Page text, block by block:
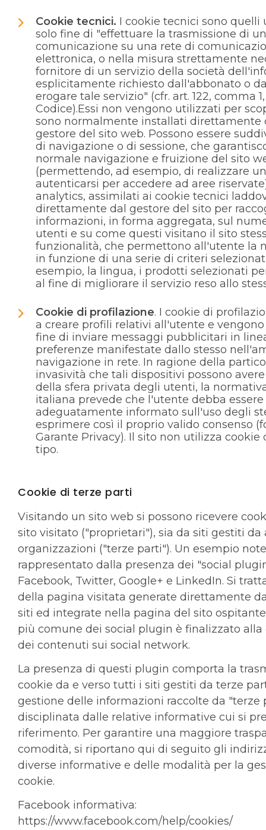
Cookie tecnici. I cookie tecnici sono quelli
solo fine di "effettuare la trasmissione di
comunicazione su una rete di
elettronica, o nella misura strettamente
fornitore di un servizio della società
esplicitamente richiesto dall'abbonato o
erogare tale servizio" (cfr. art. 122, comma
Codice).Essi non vengono utilizzati per
sono normalmente installati direttamente
gestore del sito web. Possono essere
di navigazione o di sessione, che
normale navigazione e fruizione del sito
(permettendo, ad esempio, di realizzare
autenticarsi per accedere ad aree
analytics, assimilati ai cookie tecnici
direttamente dal gestore del sito per
informazioni, in forma aggregata, sul
utenti e su come questi visitano il sito
funzionalità, che permettono all'utente la
in funzione di una serie di criteri
esempio, la lingua, i prodotti selezionati
al fine di migliorare il servizio reso allo
Cookie di profilazione. I cookie di
a creare profili relativi all'utente e
fine di inviare messaggi pubblicitari in
preferenze manifestate dallo stesso
navigazione in rete. In ragione della
invasività che tali dispositivi possono
della sfera privata degli utenti, la
italiana prevede che l'utente debba essere
adeguatamente informato sull'uso degli
esprimere così il proprio valido consenso
Garante Privacy). Il sito non utilizza cookie
tipo.
Cookie di terze parti
Visitando un sito web si possono ricevere
sito visitato ("proprietari"), sia da siti gestiti da
organizzazioni ("terze parti"). Un esempio
rappresentato dalla presenza dei "social
Facebook, Twitter, Google+ e LinkedIn. Si
della pagina visitata generate direttamente
siti ed integrate nella pagina del sito
più comune dei social plugin è finalizzato alla
dei contenuti sui social network.
La presenza di questi plugin comporta la
cookie da e verso tutti i siti gestiti da terze
gestione delle informazioni raccolte da "terze
disciplinata dalle relative informative cui si
riferimento. Per garantire una maggiore
comodità, si riportano qui di seguito gli
diverse informative e delle modalità per la
cookie.
Facebook informativa:
https://www.facebook.com/help/cookies/